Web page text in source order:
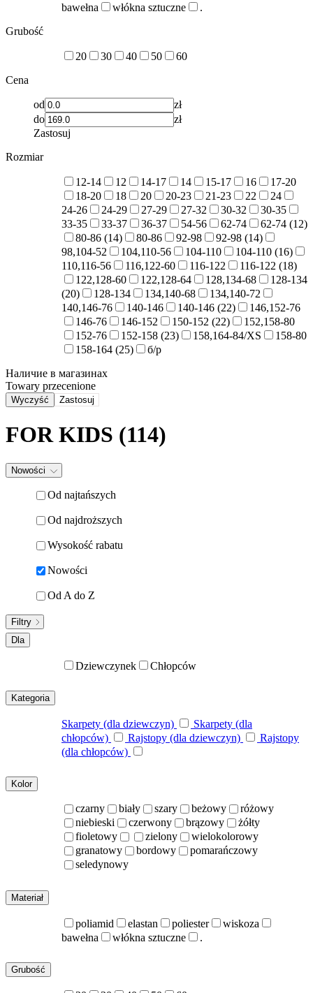
bawełna
włókna sztuczne
.
Grubość
20 30 40 50
60
Cena
od
zł
do
zł
Zastosuj
Rozmiar
12-14 12 14-17 14 15-17 16
17-20
18-20
18 20 20-23 21-23 22
24
24-26
24-29 27-29 27-32 30-32
30-35
33-35
33-37 36-37 54-56 62-74
62-74 (12)
80-86 (14)
80-86 92-98
92-98 (14)
98,104-52
104,110-56 104-110
104-110 (16)
110,116-56
116,122-60 116-122
116-122 (18)
122,128-60
122,128-64 128,134-68
128-134
(20)
128-134 134,140-68
134,140-72
140,146-76
140-146 140-146 (22)
146,152-76
146-76
146-152 150-152 (22)
152,158-80
152-76
152-158 (23) 158,164-84/XS
158-80
158-164 (25)
б/р
Наличие в магазинах
Towary przecenione
Wyczyść Zastosuj
FOR KIDS (114)
Nowości
Od najtańszych
Od najdroższych
Wysokość rabatu
Nowości
Od A do Z
Filtry
Dla
Dziewczynek Chłopców
Kategoria
Skarpety (dla dziewczyn)
Skarpety (dla
chłopców)
Rajstopy (dla dziewczyn)
Rajstopy
(dla chłopców)
Kolor
czarny biały szary beżowy
różowy
niebieski
czerwony brązowy
żółty
fioletowy
zielony
wielokolorowy
granatowy
bordowy
pomarańczowy
seledynowy
Materiał
poliamid elastan poliester
wiskoza
bawełna
włókna sztuczne .
Grubość